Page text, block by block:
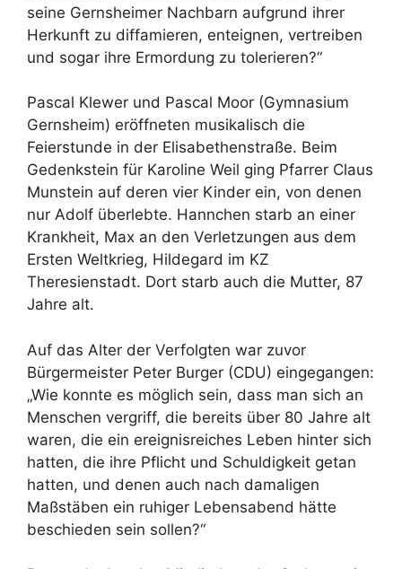
seine Gernsheimer Nachbarn aufgrund ihrer
Herkunft zu diffamieren, enteignen, vertreiben
und sogar ihre Ermordung zu tolerieren?“
Pascal Klewer und Pascal Moor (Gymnasium
Gernsheim) eröffneten musikalisch die
Feierstunde in der Elisabethenstraße. Beim
Gedenkstein für Karoline Weil ging Pfarrer Claus
Munstein auf deren vier Kinder ein, von denen
nur Adolf überlebte. Hannchen starb an einer
Krankheit, Max an den Verletzungen aus dem
Ersten Weltkrieg, Hildegard im KZ
Theresienstadt. Dort starb auch die Mutter, 87
Jahre alt.
Auf das Alter der Verfolgten war zuvor
Bürgermeister Peter Burger (CDU) eingegangen:
„Wie konnte es möglich sein, dass man sich an
Menschen vergriff, die bereits über 80 Jahre alt
waren, die ein ereignisreiches Leben hinter sich
hatten, die ihre Pflicht und Schuldigkeit getan
hatten, und denen auch nach damaligen
Maßstäben ein ruhiger Lebensabend hätte
beschieden sein sollen?“